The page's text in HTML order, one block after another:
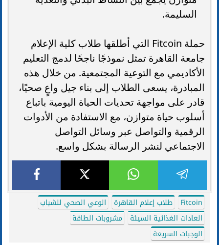
السليمة.
حملة Fitcoin التي أطلقها طلاب كلية الإعلام
جامعة القاهرة تمثل نموذجًا ناجحًا لدمج التعليم
الأكاديمي مع التوعية المجتمعية. من خلال هذه
المبادرة، يسعى الطلاب إلى بناء جيل واعٍ صحيًا،
قادر على مواجهة تحديات الحياة اليومية باتباع
أسلوب حياة متوازن، مع الاستفادة من الأدوات
الرقمية والتواصل عبر وسائل التواصل
الاجتماعي لنشر الرسالة بشكل واسع.
Fitcoin طلاب إعلام القاهرة
الوعي الصحي للشباب
العادات الغذائية السيئة
مشروبات الطاقة
الوجبات السريعة